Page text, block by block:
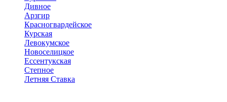
Дивное
Арзгир
Красногвардейское
Курская
Левокумское
Новоселицкое
Ессентукская
Степное
Летняя Ставка